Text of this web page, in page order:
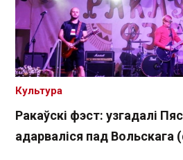
Ракаўскі фэст: узгадалі
адарваліся пад Вольскага
Культура